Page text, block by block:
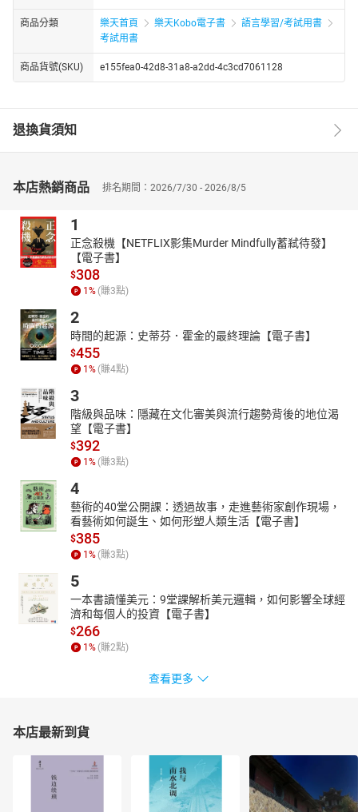
商品分類 樂天首頁 樂天Kobo電子書
語言學習/考試用書
考試用書
商品貨號(SKU) e155fea0-42d8-31a8-a2dd-4c3cd7061128
退換貨須知
本店熱銷商品 排名期間：2026/7/30 - 2026/8/5
1
正念殺機【NETFLIX影集Murder Mindfully蓄弒待發】
【電子書】
$308
1% (賺3點)
2
時間的起源：史蒂芬．霍金的最終理論【電子書】
$455
1% (賺4點)
3
階級與品味：隱藏在文化審美與流行趨勢背後的地位渴
望【電子書】
$392
1% (賺3點)
4
藝術的40堂公開課：透過故事，走進藝術家創作現場，
看藝術如何誕生、如何形塑人類生活【電子書】
$385
1% (賺3點)
5
一本書讀懂美元：9堂課解析美元邏輯，如何影響全球經
濟和每個人的投資【電子書】
$266
1% (賺2點)
查看更多
本店最新到貨